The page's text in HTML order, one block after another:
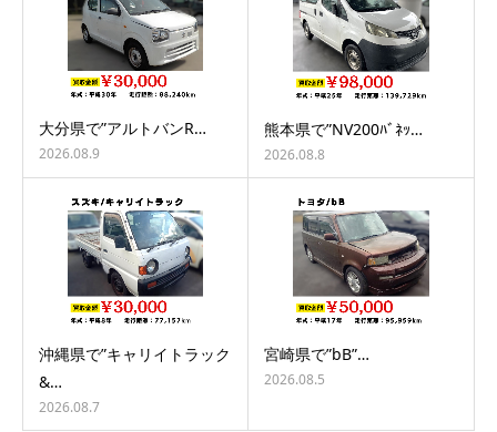
大分県で”アルトバンR…
2026.08.9
熊本県で”NV200ﾊﾞﾈｯ…
2026.08.8
沖縄県で”キャリイトラック
&…
2026.08.7
宮崎県で”bB”…
2026.08.5